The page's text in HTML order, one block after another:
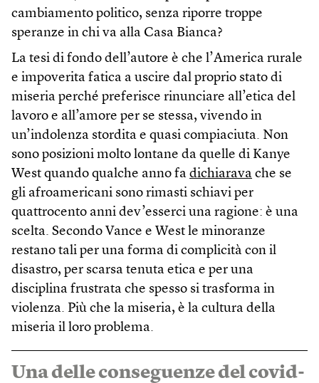
cambiamento politico, senza riporre troppe
speranze in chi va alla Casa Bianca?
La tesi di fondo dell’autore è che l’America rurale
e impoverita fatica a uscire dal proprio stato di
miseria perché preferisce rinunciare all’etica del
lavoro e all’amore per se stessa, vivendo in
un’indolenza stordita e quasi compiaciuta. Non
sono posizioni molto lontane da quelle di Kanye
West quando qualche anno fa dichiarava che se
gli afroamericani sono rimasti schiavi per
quattrocento anni dev’esserci una ragione: è una
scelta. Secondo Vance e West le minoranze
restano tali per una forma di complicità con il
disastro, per scarsa tenuta etica e per una
disciplina frustrata che spesso si trasforma in
violenza. Più che la miseria, è la cultura della
miseria il loro problema.
Una delle conseguenze del covid-